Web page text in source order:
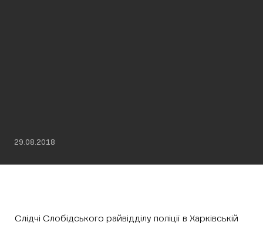
29.08.2018
Слідчі Слобідського райвідділу поліції в Харківській